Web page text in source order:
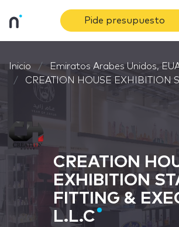
Pide presupuesto
Inicio Emiratos Arabes Unidos,
CREATION HOUSE EXHIBITION
CREATION
EXHIBITION
FITTING &
L.L.C